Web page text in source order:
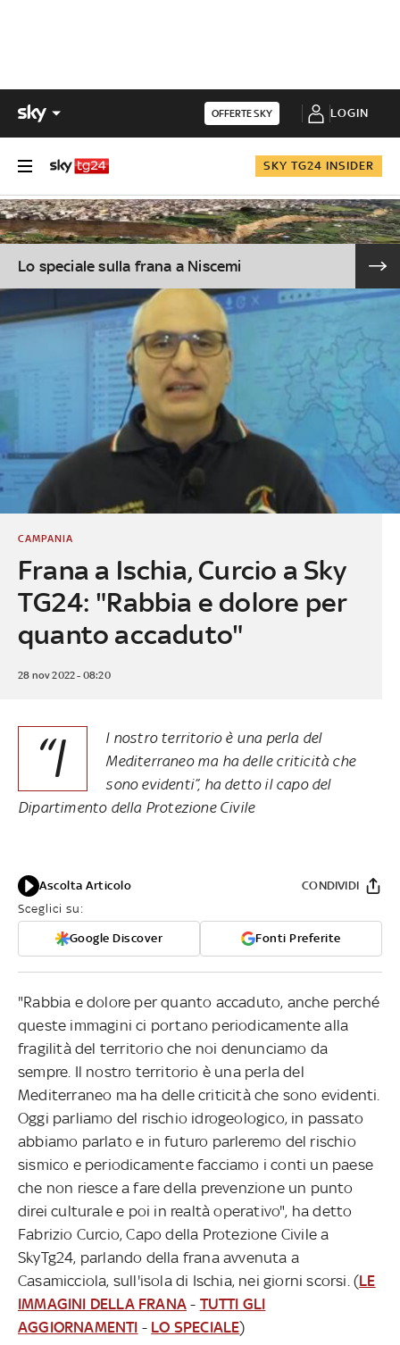
OFFERTE SKY LOGIN
SKY TG24 INSIDER
Lo speciale sulla frana a Niscemi
Frana a Ischia, Curcio a Sky
TG24: "Rabbia e dolore per
quanto accaduto"
CAMPANIA
28 nov 2022 - 08:20
“I
l nostro territorio è una perla del
Mediterraneo ma ha delle criticità che
sono evidenti”, ha detto il capo del
Dipartimento della Protezione Civile
Ascolta Articolo
Sceglici su:
Google Discover Fonti Preferite
CONDIVIDI
"Rabbia e dolore per quanto accaduto, anche perché
queste immagini ci portano periodicamente alla
fragilità del territorio che noi denunciamo da
sempre. Il nostro territorio è una perla del
Mediterraneo ma ha delle criticità che sono evidenti.
Oggi parliamo del rischio idrogeologico, in passato
abbiamo parlato e in futuro parleremo del rischio
sismico e periodicamente facciamo i conti un paese
che non riesce a fare della prevenzione un punto
direi culturale e poi in realtà operativo", ha detto
Fabrizio Curcio, Capo della Protezione Civile a
SkyTg24, parlando della frana avvenuta a
Casamicciola, sull'isola di Ischia, nei giorni scorsi. (LE
IMMAGINI DELLA FRANA - TUTTI GLI
AGGIORNAMENTI - LO SPECIALE)